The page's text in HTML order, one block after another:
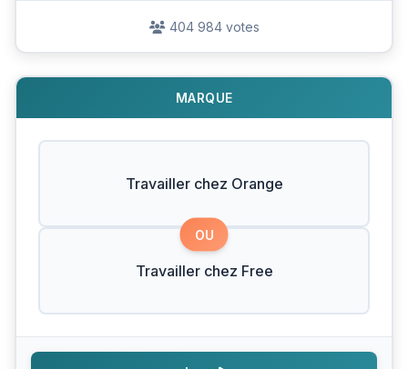
404 984 votes
MARQUE
Travailler chez Orange
OU
Travailler chez Free